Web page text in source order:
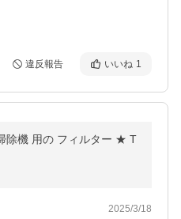
違反報告 いいね 1
除機 用の フィルター ★ T
2025/3/18